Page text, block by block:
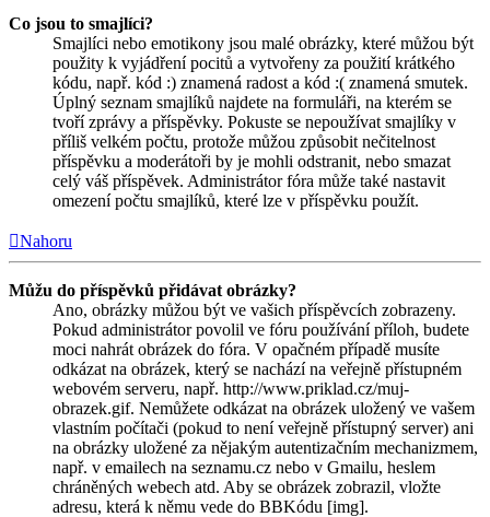
Co jsou to smajlíci?
Smajlíci nebo emotikony jsou malé obrázky, které můžou být
použity k vyjádření pocitů a vytvořeny za použití krátkého
kódu, např. kód :) znamená radost a kód :( znamená smutek.
Úplný seznam smajlíků najdete na formuláři, na kterém se
tvoří zprávy a příspěvky. Pokuste se nepoužívat smajlíky v
příliš velkém počtu, protože můžou způsobit nečitelnost
příspěvku a moderátoři by je mohli odstranit, nebo smazat
celý váš příspěvek. Administrátor fóra může také nastavit
omezení počtu smajlíků, které lze v příspěvku použít.
Nahoru
Můžu do příspěvků přidávat obrázky?
Ano, obrázky můžou být ve vašich příspěvcích zobrazeny.
Pokud administrátor povolil ve fóru používání příloh, budete
moci nahrát obrázek do fóra. V opačném případě musíte
odkázat na obrázek, který se nachází na veřejně přístupném
webovém serveru, např. http://www.priklad.cz/muj-
obrazek.gif. Nemůžete odkázat na obrázek uložený ve vašem
vlastním počítači (pokud to není veřejně přístupný server) ani
na obrázky uložené za nějakým autentizačním mechanizmem,
např. v emailech na seznamu.cz nebo v Gmailu, heslem
chráněných webech atd. Aby se obrázek zobrazil, vložte
adresu, která k němu vede do BBKódu [img].